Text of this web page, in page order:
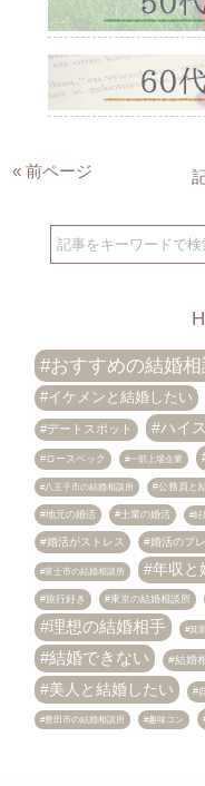
« 前ページ
おすすめの結婚相
イケメンと結婚したい
デートスポット ハイ
ロースペック 一部上場企業
八王子市の結婚相談所 公務員と
地元の婚活 士業の婚活 妊
婚活がストレス 婚活のプ
富士市の結婚相談所 年収と
旅行好き 東京の結婚相談所
理想の結婚相手 箕
結婚できない
結婚
美人と結婚したい
豊田市の結婚相談所 趣味コン